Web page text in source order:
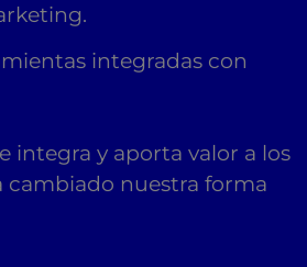
integradas con
integra y aporta valor a los
cambiado nuestra forma